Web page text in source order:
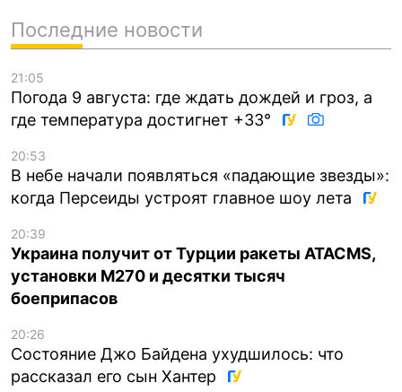
Последние новости
21:05
Погода 9 августа: где ждать дождей и гроз, а
где температура достигнет +33°
20:53
В небе начали появляться «падающие звезды»:
когда Персеиды устроят главное шоу лета
20:39
Украина получит от Турции ракеты ATACMS,
установки M270 и десятки тысяч
боеприпасов
20:26
Состояние Джо Байдена ухудшилось: что
рассказал его сын Хантер